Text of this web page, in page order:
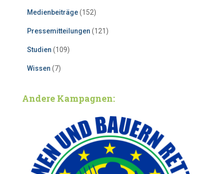
Medienbeiträge(152)
Pressemitteilungen (121)
Studien (109)
Wissen (7)
Andere Kampagnen: